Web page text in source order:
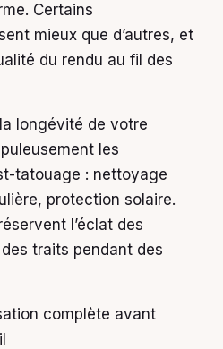
Certains
mieux que d’autres, et
du rendu au fil des
longévité de votre
les
tatouage : nettoyage
protection solaire.
l’éclat des
traits pendant des
complète avant